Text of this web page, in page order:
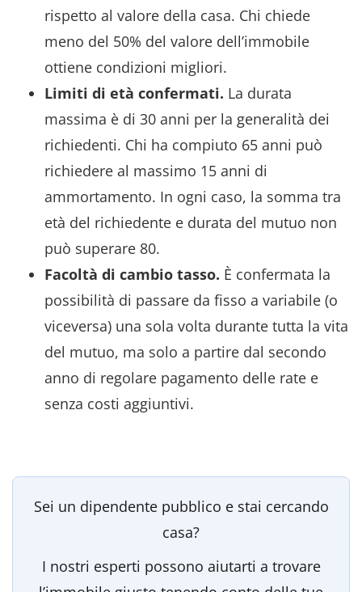
rispetto al valore della casa. Chi chiede
meno del 50% del valore dell’immobile
ottiene condizioni migliori.
Limiti di età confermati. La durata
massima è di 30 anni per la generalità dei
richiedenti. Chi ha compiuto 65 anni può
richiedere al massimo 15 anni di
ammortamento. In ogni caso, la somma tra
età del richiedente e durata del mutuo non
può superare 80.
Facoltà di cambio tasso. È confermata la
possibilità di passare da fisso a variabile (o
viceversa) una sola volta durante tutta la vita
del mutuo, ma solo a partire dal secondo
anno di regolare pagamento delle rate e
senza costi aggiuntivi.
Sei un dipendente pubblico e stai cercando
casa?
I nostri esperti possono aiutarti a trovare